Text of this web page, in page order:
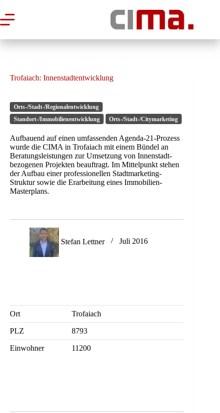
Inhalt
springen
Trofaiach: Innenstadtentwicklung
Orts-/Stadt-/Regionalentwicklung
Standort-/Immobilienentwicklung
Orts-/Stadt-/Citymarketing
Aufbauend auf einen umfassenden Agenda-21-Prozess
wurde die CIMA in Trofaiach mit einem Bündel an
Beratungsleistungen zur Umsetzung von Innenstadt-
bezogenen Projekten beauftragt. Im Mittelpunkt stehen
der Aufbau einer professionellen Stadtmarketing-
Struktur sowie die Erarbeitung eines Immobilien-
Masterplans.
Stefan Lettner Juli 2016
Ort Trofaiach
PLZ 8793
Einwohner 11200